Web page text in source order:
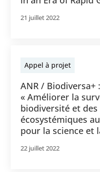
21 juillet 2022
Appel à projet
ANR / Biodiversa+
« Améliorer la
biodiversité et des
écosystémiques
pour la science et
22 juillet 2022